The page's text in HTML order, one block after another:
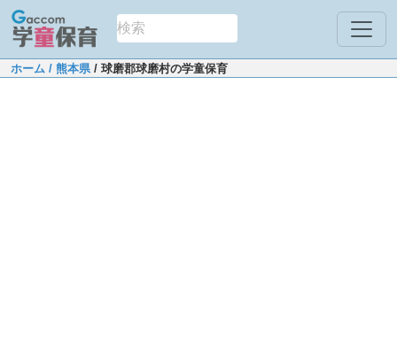
ホーム / 熊本県/ 球磨郡球磨村の学童保育